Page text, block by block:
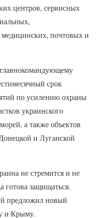
центров, сервисных
почтовых и
срок
по усилению охраны
украинского
а также объектов
и Луганской
не стремится и не
готова защищаться.
предложил новый
и Крыму.